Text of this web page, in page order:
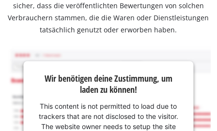
sicher, dass die veröffentlichten Bewertungen von solchen
Verbrauchern stammen, die die Waren oder Dienstleistungen
tatsächlich genutzt oder erworben haben.
Wir benötigen deine Zustimmung, um
laden zu können!
This content is not permitted to load due to
trackers that are not disclosed to the visitor.
The website owner needs to setup the site